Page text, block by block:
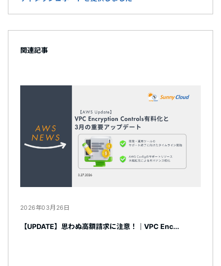
関連記事
2026年03月26日
【UPDATE】思わぬ高額請求に注意！｜VPC Enc...